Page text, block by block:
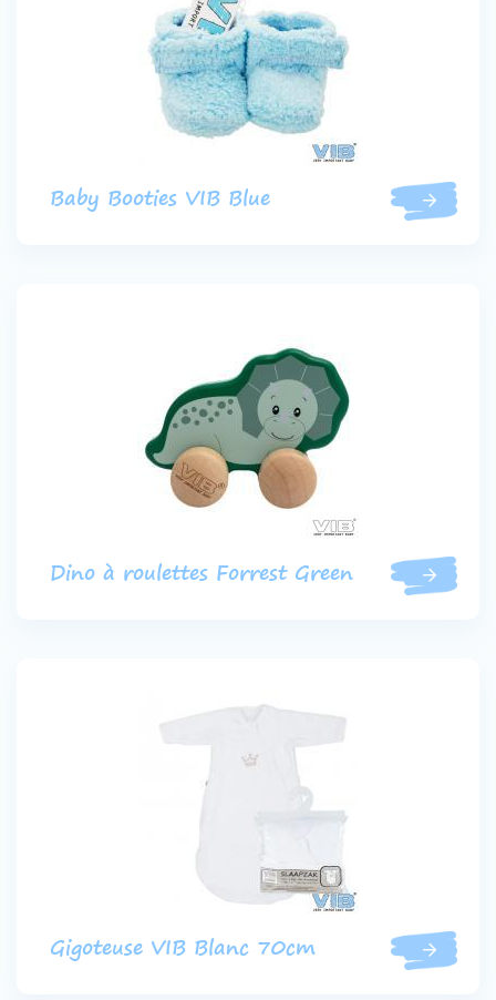
Baby Booties VIB Blue
Dino à roulettes Forrest Green
Gigoteuse VIB Blanc 70cm